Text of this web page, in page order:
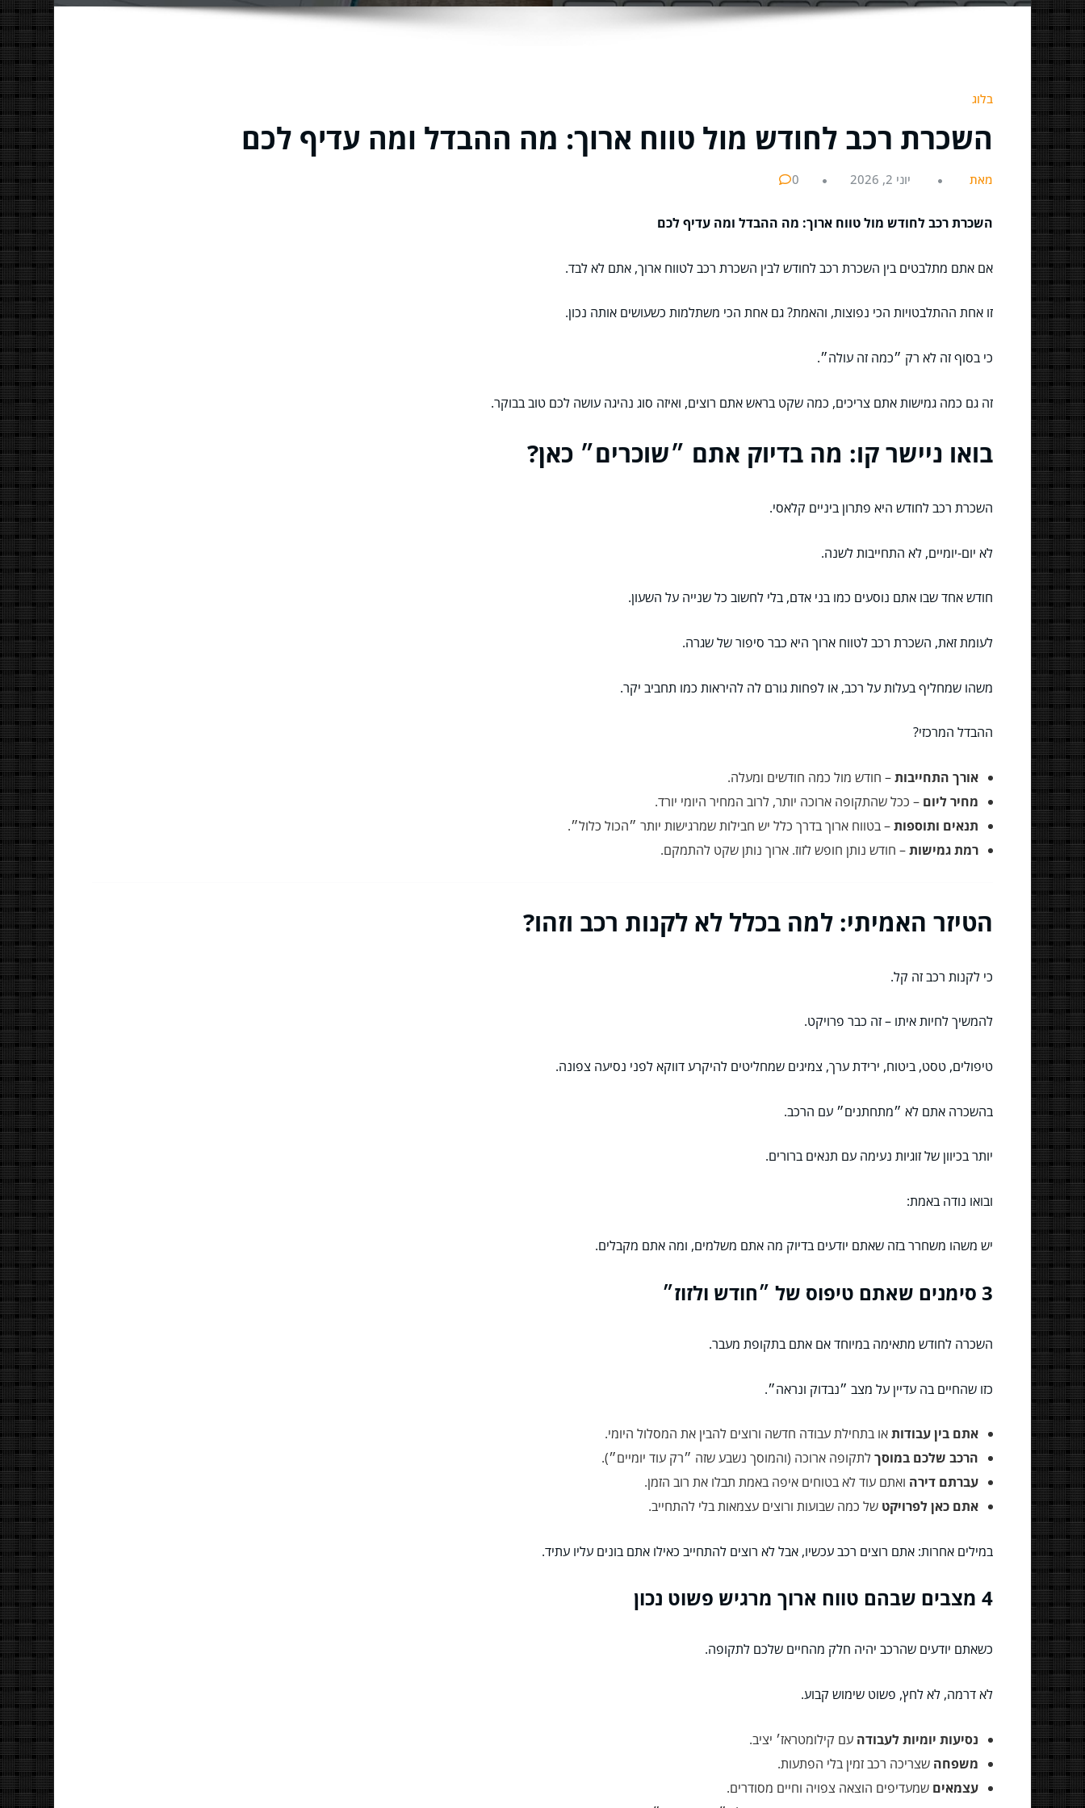
בלוג
השכרת רכב לחודש מול טווח ארוך: מה ההבדל ומה עדיף לכם
מאת יוני 2, 2026 0
השכרת רכב לחודש מול טווח ארוך: מה ההבדל ומה עדיף לכם
אם אתם מתלבטים בין השכרת רכב לחודש לבין השכרת רכב לטווח ארוך, אתם לא לבד.
זו אחת ההתלבטויות הכי נפוצות, והאמת? גם אחת הכי משתלמות כשעושים אותה נכון.
כי בסוף זה לא רק ״כמה זה עולה״.
זה גם כמה גמישות אתם צריכים, כמה שקט בראש אתם רוצים, ואיזה סוג נהיגה עושה לכם טוב בבוקר.
בואו ניישר קו: מה בדיוק אתם ״שוכרים״ כאן?
השכרת רכב לחודש היא פתרון ביניים קלאסי.
לא יום-יומיים, לא התחייבות לשנה.
חודש אחד שבו אתם נוסעים כמו בני אדם, בלי לחשוב כל שנייה על השעון.
לעומת זאת, השכרת רכב לטווח ארוך היא כבר סיפור של שגרה.
משהו שמחליף בעלות על רכב, או לפחות גורם לה להיראות כמו תחביב יקר.
ההבדל המרכזי?
אורך התחייבות– חודש מול כמה חודשים ומעלה.
מחיר ליום – ככל שהתקופה ארוכה יותר, לרוב המחיר היומי יורד.
תנאים ותוספות– בטווח ארוך בדרך כלל יש חבילות שמרגישות יותר ״הכול כלול״.
רמת גמישות– חודש נותן חופש לזוז. ארוך נותן שקט להתמקם.
הטיזר האמיתי: למה בכלל לא לקנות רכב וזהו?
כי לקנות רכב זה קל.
להמשיך לחיות איתו – זה כבר פרויקט.
טיפולים, טסט, ביטוח, ירידת ערך, צמיגים שמחליטים להיקרע דווקא לפני נסיעה צפונה.
בהשכרה אתם לא ״מתחתנים״ עם הרכב.
יותר בכיוון של זוגיות נעימה עם תנאים ברורים.
ובואו נודה באמת:
יש משהו משחרר בזה שאתם יודעים בדיוק מה אתם משלמים, ומה אתם מקבלים.
3 סימנים שאתם טיפוס של ״חודש ולזוז״
השכרה לחודש מתאימה במיוחד אם אתם בתקופת מעבר.
כזו שהחיים בה עדיין על מצב ״נבדוק ונראה״.
אתם בין עבודותאו בתחילת עבודה חדשה ורוצים להבין את המסלול היומי.
הרכב שלכם במוסךלתקופה ארוכה (והמוסך נשבע שזה ״רק עוד יומיים״).
עברתם דירה ואתם עוד לא בטוחים איפה באמת תבלו את רוב הזמן.
אתם כאן לפרויקט של כמה שבועות ורוצים עצמאות בלי להתחייב.
במילים אחרות: אתם רוצים רכב עכשיו, אבל לא רוצים להתחייב כאילו אתם בונים עליו עתיד.
4 מצבים שבהם טווח ארוך מרגיש פשוט נכון
כשאתם יודעים שהרכב יהיה חלק מהחיים שלכם לתקופה.
לא דרמה, לא לחץ, פשוט שימוש קבוע.
נסיעות יומיות לעבודה עם קילומטראז׳ יציב.
משפחה שצריכה רכב זמין בלי הפתעות.
עצמאים שמעדיפים הוצאה צפויה וחיים מסודרים.